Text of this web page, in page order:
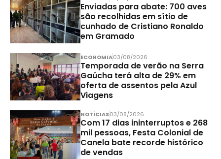
Enviadas para abate: 700 aves
são recolhidas em sítio de
cunhado de Cristiano Ronaldo
em Gramado
ECONOMIA03/08/2026
Temporada de verão na Serra
Gaúcha terá alta de 29% em
oferta de assentos pela Azul
Viagens
NOTÍCIAS03/08/2026
Com 17 dias ininterruptos e 268
mil pessoas, Festa Colonial de
Canela bate recorde histórico
de vendas